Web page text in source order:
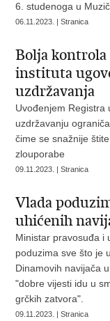
6. studenoga u
06.11.2023. | Stranica
Bolja kontrola
instituta
uzdržavanja
Uvođenjem Registra
uzdržavanju
čime se snažnije
zlouporabe
09.11.2023. | Stranica
Vlada
uhićenih
Ministar pravosuđa i
poduzima sve što je
Dinamovih navijača
"dobre vijesti idu u
grčkih zatvora".
09.11.2023. | Stranica